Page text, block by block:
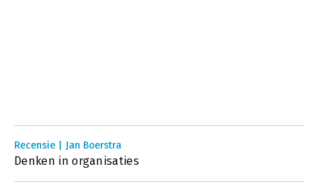
Recensie | Jan Boerstra
Denken in organisaties